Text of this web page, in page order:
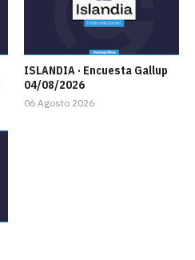
ISLANDIA · Encuesta Gallup
04/08/2026
06 Agosto 2026